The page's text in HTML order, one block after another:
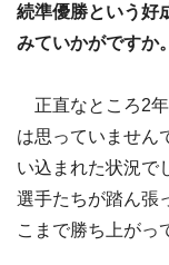
続準優勝という好
みていかがですか。
正直なところ2年
は思っていません
い込まれた状況で
選手たちが踏ん張
こまで勝ち上がっ